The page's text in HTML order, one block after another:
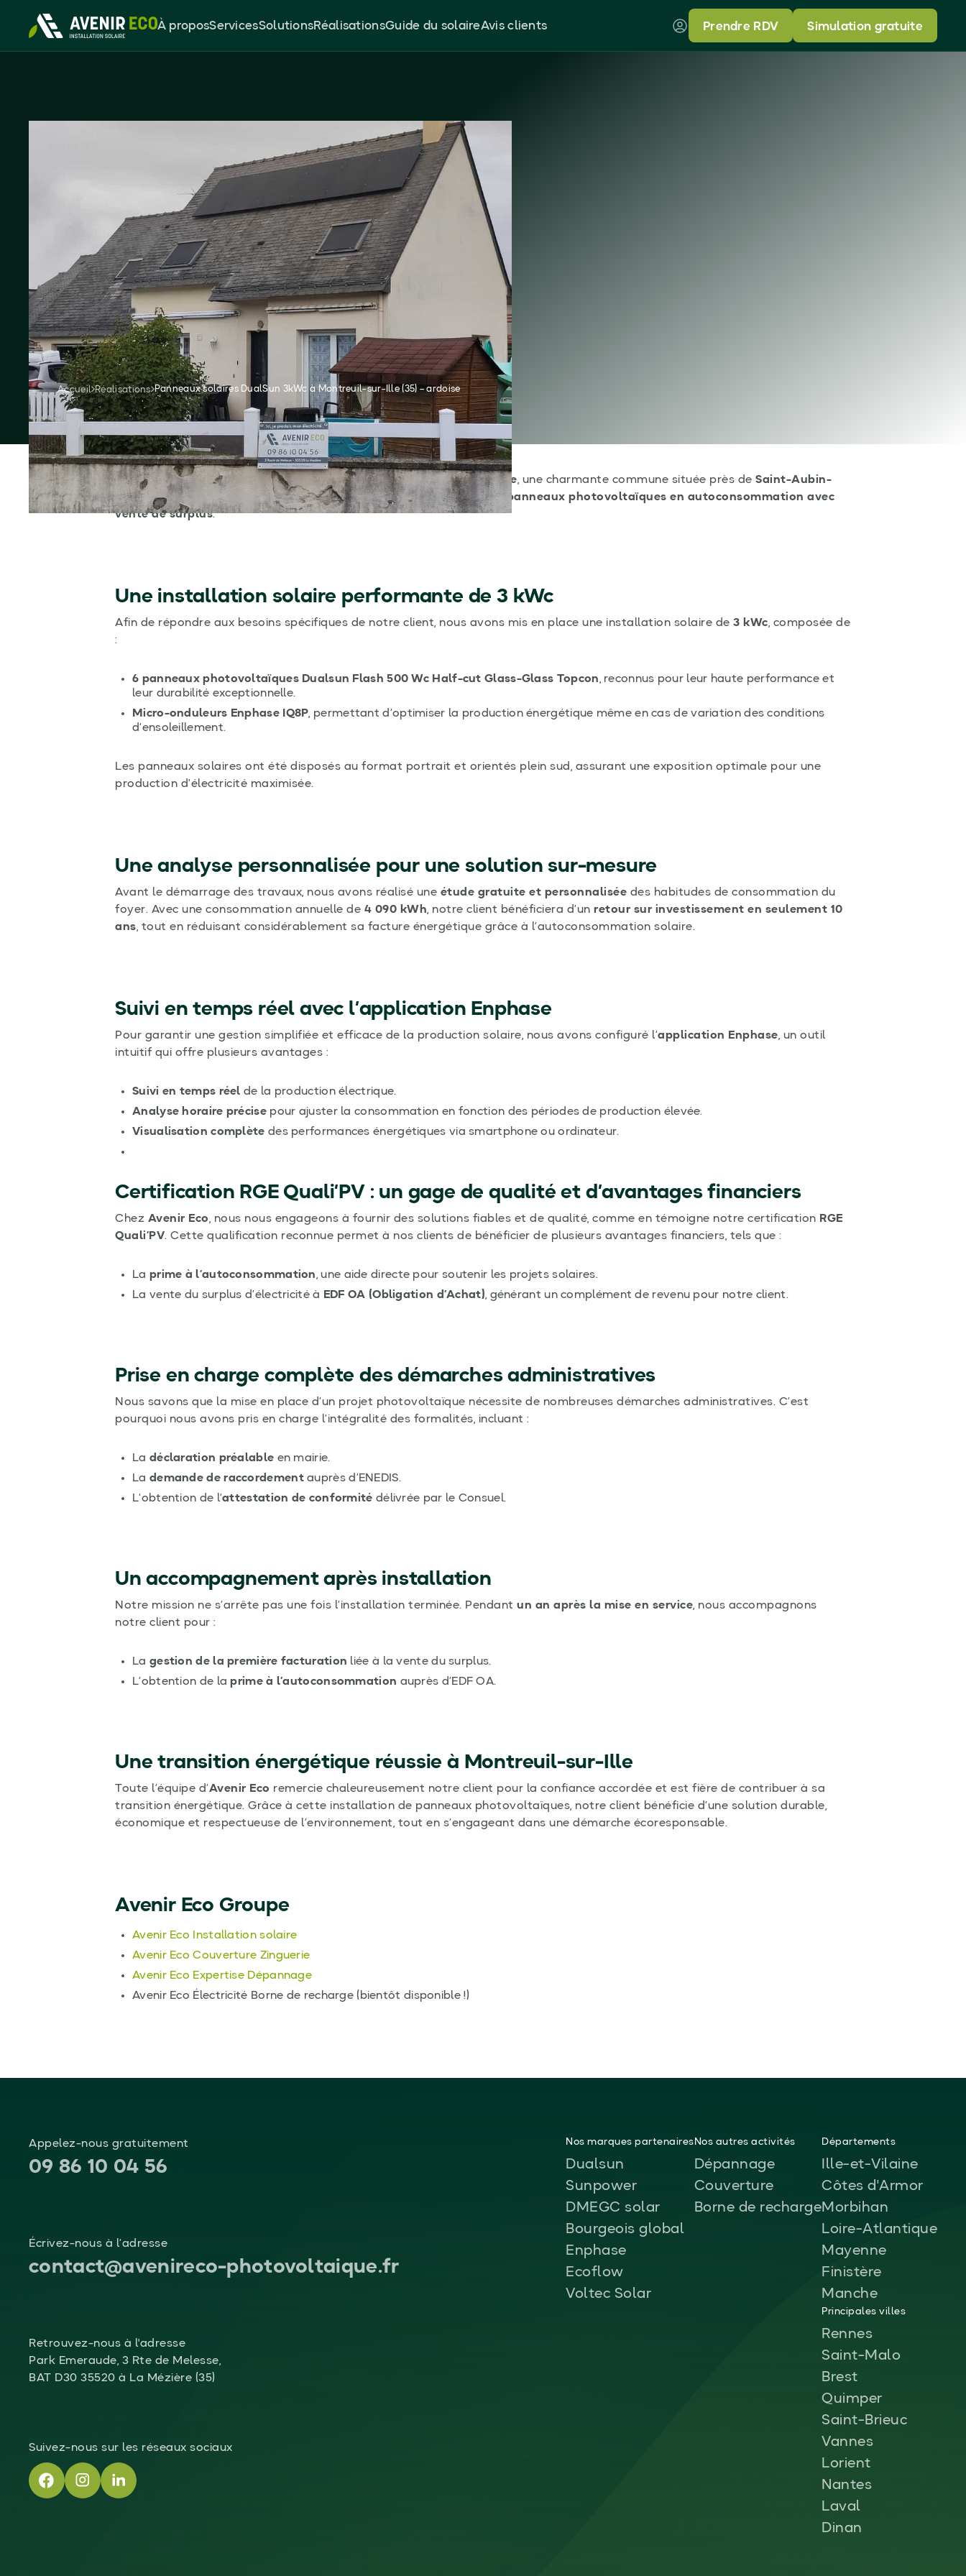
À proposServicesSolutionsRéalisationsGuide du solaireAvis clients Prendre RDV Simulation gratuite
Panneaux solaires
DualSun 3kWc à
Montreuil-sur-Ille (35) –
ardoise
3 kWc
Puissances des panneaux
30%
Économies réalisées
10 ans
Retour sur investissement
Demandez votre devis gratuit
Accueil Réalisations Panneaux solaires DualSun 3kWc à Montreuil-sur-Ille (35) – ardoise
Cette année, Avenir Eco a eu le plaisir d’intervenir à Montreuil-sur-Ille, une charmante commune située près de Saint-Aubin-
d’Aubigné
en Ille-et-Vilaine (35), pour l’installation d’un système de
panneaux photovoltaïques en autoconsommation avec
vente de surplus.
Une installation solaire performante de 3 kWc
Afin de répondre aux besoins spécifiques de notre client, nous avons mis en place une installation solaire de 3 kWc, composée de
:
6 panneaux photovoltaïques Dualsun Flash 500 Wc Half-cut Glass-Glass Topcon, reconnus pour leur haute performance et
leur durabilité exceptionnelle.
Micro-onduleurs Enphase IQ8P, permettant d’optimiser la production énergétique même en cas de variation des conditions
d’ensoleillement.
Les panneaux solaires ont été disposés au format portrait et orientés plein sud, assurant une exposition optimale pour une
production d’électricité maximisée.
Une analyse personnalisée pour une solution sur-mesure
Avant le démarrage des travaux, nous avons réalisé une étude gratuite et personnalisée des habitudes de consommation du
foyer. Avec une consommation annuelle de 4 090 kWh, notre client bénéficiera d’un retour sur investissement en seulement 10
ans, tout en réduisant considérablement sa facture énergétique grâce à l’autoconsommation solaire.
Suivi en temps réel avec l’application Enphase
Pour garantir une gestion simplifiée et efficace de la production solaire, nous avons configuré l’application Enphase, un outil
intuitif qui offre plusieurs avantages :
Suivi en temps réel de la production électrique.
Analyse horaire précisepour ajuster la consommation en fonction des périodes de production élevée.
Visualisation complète des performances énergétiques via smartphone ou ordinateur.
Certification RGE Quali’PV : un gage de qualité et d’avantages financiers
Chez Avenir Eco, nous nous engageons à fournir des solutions fiables et de qualité, comme en témoigne notre certification RGE
Quali’PV. Cette qualification reconnue permet à nos clients de bénéficier de plusieurs avantages financiers, tels que :
La prime à l’autoconsommation, une aide directe pour soutenir les projets solaires.
La vente du surplus d’électricité à EDF OA (Obligation d’Achat), générant un complément de revenu pour notre client.
Prise en charge complète des démarches administratives
Nous savons que la mise en place d’un projet photovoltaïque nécessite de nombreuses démarches administratives. C’est
pourquoi nous avons pris en charge l’intégralité des formalités, incluant :
La déclaration préalable en mairie.
La demande de raccordementauprès d’ENEDIS.
L’obtention de l’attestation de conformité délivrée par le Consuel.
Un accompagnement après installation
Notre mission ne s’arrête pas une fois l’installation terminée. Pendant un an après la mise en service, nous accompagnons
notre client pour :
La gestion de la première facturation liée à la vente du surplus.
L’obtention de laprime à l’autoconsommation auprès d’EDF OA.
Une transition énergétique réussie à Montreuil-sur-Ille
Toute l’équipe d’Avenir Eco remercie chaleureusement notre client pour la confiance accordée et est fière de contribuer à sa
transition énergétique. Grâce à cette installation de panneaux photovoltaïques, notre client bénéficie d’une solution durable,
économique et respectueuse de l’environnement, tout en s’engageant dans une démarche écoresponsable.
Avenir Eco Groupe
Avenir Eco Installation solaire
Avenir Eco Couverture Zinguerie
Avenir Eco Expertise Dépannage
Avenir Eco Électricité Borne de recharge (bientôt disponible !)
Appelez-nous gratuitement
09 86 10 04 56
Écrivez-nous à l’adresse
contact@avenireco-photovoltaique.fr
Retrouvez-nous à l'adresse
Park Emeraude, 3 Rte de Melesse,
BAT D30 35520 à La Mézière (35)
Suivez-nous sur les réseaux sociaux
Nos marques partenaires
Dualsun
Sunpower
DMEGC solar
Bourgeois global
Enphase
Ecoflow
Voltec Solar
Nos autres activités
Dépannage
Couverture
Borne de recharge
Départements
Ille-et-Vilaine
Côtes d'Armor
Morbihan
Loire-Atlantique
Mayenne
Finistère
Manche
Principales villes
Rennes
Saint-Malo
Brest
Quimper
Saint-Brieuc
Vannes
Lorient
Nantes
Laval
Dinan